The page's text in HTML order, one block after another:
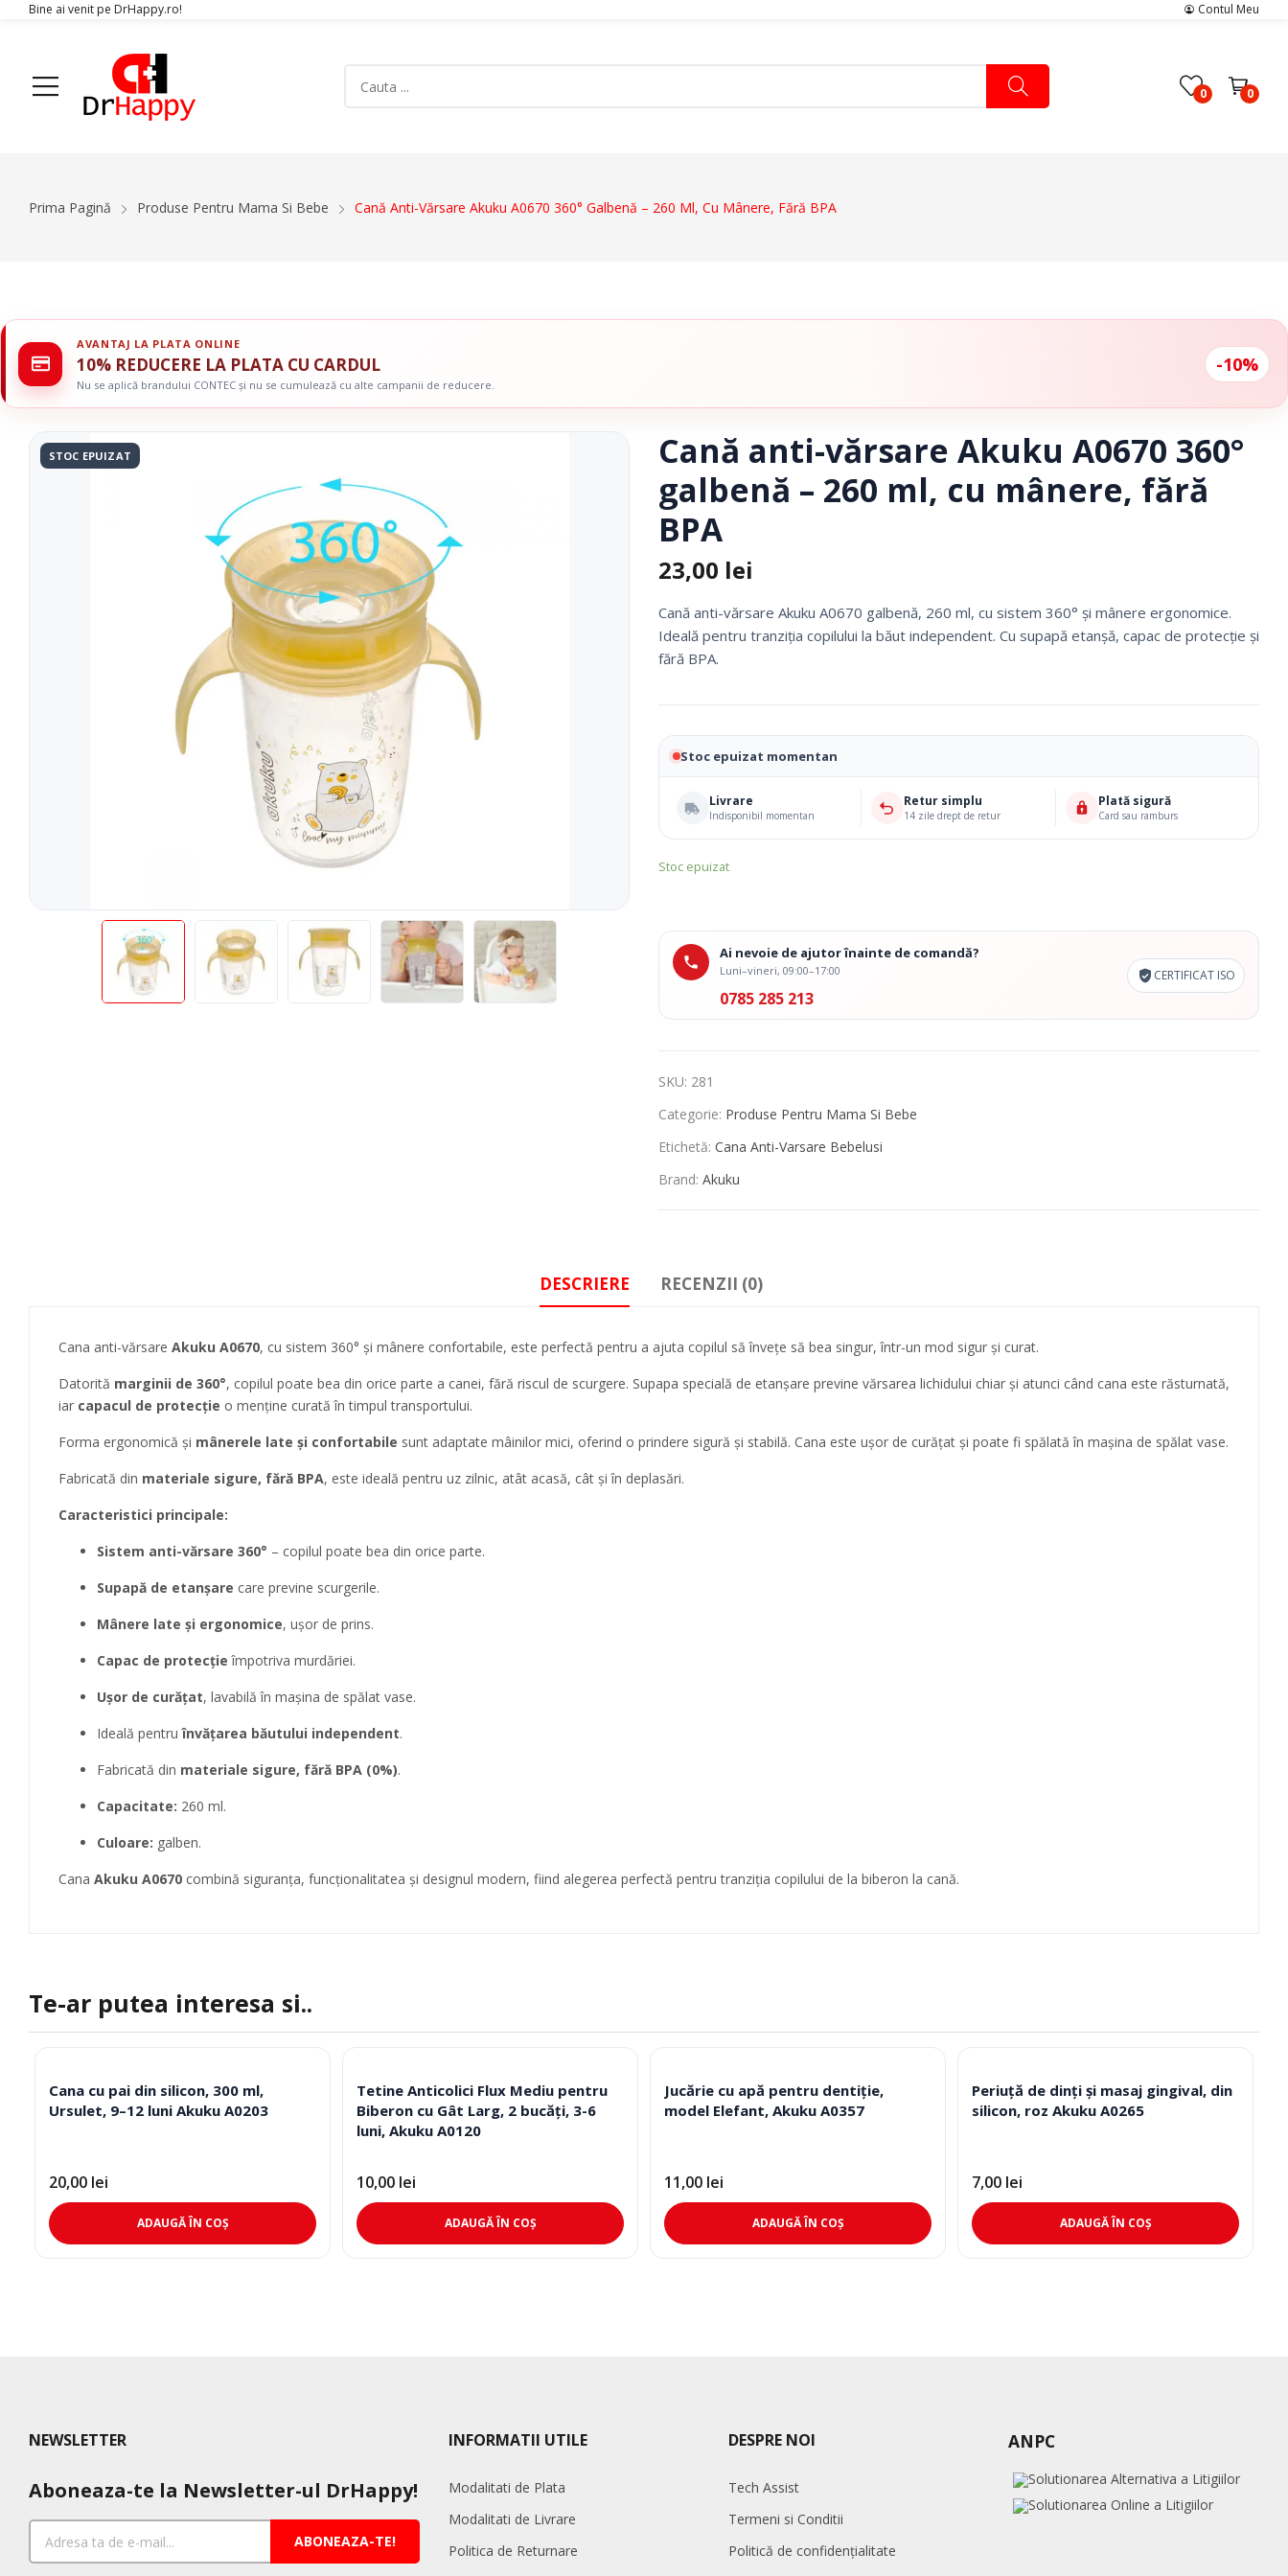
Bine ai venit pe DrHappy.ro! Contul Meu
0 0
Monitoare Functii Vitale
Electrocardiografe
Simulatoare
Tensiometre
Orteze Pentru Coloana Vertebrala
Orteze Pentru Picior
Bastoane
Fotolii Rulante
Rampe
Accesorii Dispozitive
Echipamente Pentru Cabinet/Salon Recuperare Si Reabilitare Medicala Mobilier Cabinete Medicale Ciorapi Compresivi
Consumabile Medicale Ingrijire Corporala Cosmetice Biounique
Resigilate
Prima Pagină Produse Pentru Mama Si Bebe Cană Anti-Vărsare Akuku A0670 360° Galbenă – 260 Ml, Cu Mânere, Fără BPA
AVANTAJ LA PLATA ONLINE
10% REDUCERE LA PLATA CU CARDUL
Nu se aplică brandului CONTEC și nu se cumulează cu alte campanii de reducere.
-10%
STOC EPUIZAT
Cană anti-vărsare Akuku A0670 360°
galbenă – 260 ml, cu mânere, fără
BPA
23,00 lei
Cană anti-vărsare Akuku A0670 galbenă, 260 ml, cu sistem 360° și mânere ergonomice.
Ideală pentru tranziția copilului la băut independent. Cu supapă etanșă, capac de protecție și
fără BPA.
Stoc epuizat momentan
Livrare
Indisponibil momentan
Retur simplu
14 zile drept de retur
Plată sigură
Card sau ramburs
Stoc epuizat
Ai nevoie de ajutor înainte de comandă?
Luni–vineri, 09:00–17:00
0785 285 213
CERTIFICAT ISO
SKU: 281
Categorie: Produse Pentru Mama Si Bebe
Etichetă: Cana Anti-Varsare Bebelusi
Brand: Akuku
DESCRIERE RECENZII (0)
Cana anti-vărsare Akuku A0670, cu sistem 360° și mânere confortabile, este perfectă pentru a ajuta copilul să învețe să bea singur, într-un mod sigur și curat.
Datorită marginii de 360°, copilul poate bea din orice parte a canei, fără riscul de scurgere. Supapa specială de etanșare previne vărsarea lichidului chiar și atunci când cana este răsturnată,
iar capacul de protecție o menține curată în timpul transportului.
Forma ergonomică și mânerele late și confortabile sunt adaptate mâinilor mici, oferind o prindere sigură și stabilă. Cana este ușor de curățat și poate fi spălată în mașina de spălat vase.
Fabricată din materiale sigure, fără BPA, este ideală pentru uz zilnic, atât acasă, cât și în deplasări.
Caracteristici principale:
Sistem anti-vărsare 360° – copilul poate bea din orice parte.
Supapă de etanșare care previne scurgerile.
Mânere late și ergonomice, ușor de prins.
Capac de protecție împotriva murdăriei.
Ușor de curățat, lavabilă în mașina de spălat vase.
Ideală pentruînvățarea băutului independent.
Fabricată din materiale sigure, fără BPA (0%).
Capacitate: 260 ml.
Culoare: galben.
Cana Akuku A0670 combină siguranța, funcționalitatea și designul modern, fiind alegerea perfectă pentru tranziția copilului de la biberon la cană.
Te-ar putea interesa si..
Cana cu pai din silicon, 300 ml,
Ursulet, 9–12 luni Akuku A0203
20,00 lei
ADAUGĂ ÎN COȘ
Tetine Anticolici Flux Mediu pentru
Biberon cu Gât Larg, 2 bucăți, 3-6
luni, Akuku A0120
10,00 lei
ADAUGĂ ÎN COȘ
Jucărie cu apă pentru dentiție,
model Elefant, Akuku A0357
11,00 lei
ADAUGĂ ÎN COȘ
Periuță de dinți și masaj gingival, din
silicon, roz Akuku A0265
7,00 lei
ADAUGĂ ÎN COȘ
NEWSLETTER
Aboneaza-te la Newsletter-ul DrHappy!
ABONEAZA-TE!
INFORMATII UTILE
Modalitati de Plata
Modalitati de Livrare
Politica de Returnare
DESPRE NOI
Tech Assist
Termeni si Conditii
Politică de confidențialitate
ANPC